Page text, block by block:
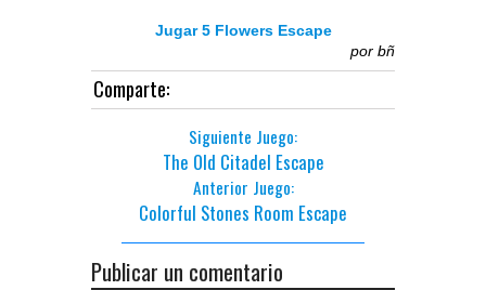
Jugar 5 Flowers Escape
por bñ
Comparte:
Siguiente Juego:
The Old Citadel Escape
Anterior Juego:
Colorful Stones Room Escape
Publicar un comentario